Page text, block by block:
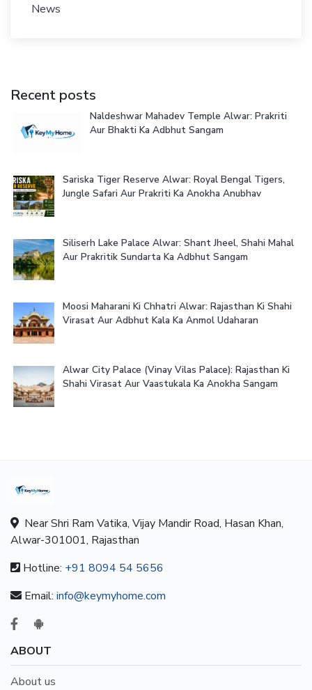
News
Recent posts
Naldeshwar Mahadev Temple Alwar: Prakriti
Aur Bhakti Ka Adbhut Sangam
Sariska Tiger Reserve Alwar: Royal Bengal Tigers,
Jungle Safari Aur Prakriti Ka Anokha Anubhav
Siliserh Lake Palace Alwar: Shant Jheel, Shahi Mahal
Aur Prakritik Sundarta Ka Adbhut Sangam
Moosi Maharani Ki Chhatri Alwar: Rajasthan Ki Shahi
Virasat Aur Adbhut Kala Ka Anmol Udaharan
Alwar City Palace (Vinay Vilas Palace): Rajasthan Ki
Shahi Virasat Aur Vaastukala Ka Anokha Sangam
Near Shri Ram Vatika, Vijay Mandir Road, Hasan Khan,
Alwar-301001, Rajasthan
Hotline: +91 8094 54 5656
Email: info@keymyhome.com
ABOUT
About us